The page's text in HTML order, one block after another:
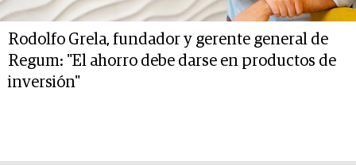
Rodolfo Grela, fundador y gerente general de
Regum: "El ahorro debe darse en productos de
inversión"